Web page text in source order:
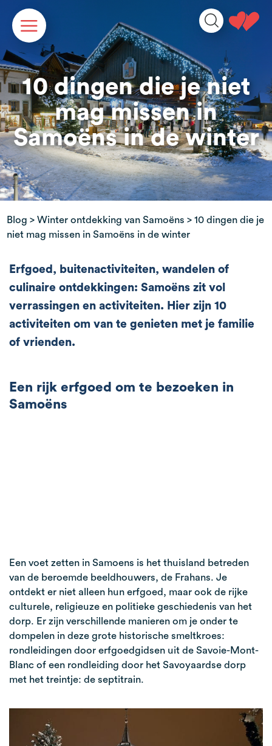
10 dingen die je niet
mag missen in
Samoëns in de winter
Blog >Winter ontdekking van Samoëns > 10 dingen die je
niet mag missen in Samoëns in de winter
Erfgoed, buitenactiviteiten, wandelen of
culinaire ontdekkingen: Samoëns zit vol
verrassingen en activiteiten. Hier zijn 10
activiteiten om van te genieten met je familie
of vrienden.
Een rijk erfgoed om te bezoeken in
Samoëns
Een voet zetten in Samoens is het thuisland betreden
van de beroemde beeldhouwers, de Frahans. Je
ontdekt er niet alleen hun erfgoed, maar ook de rijke
culturele, religieuze en politieke geschiedenis van het
dorp. Er zijn verschillende manieren om je onder te
dompelen in deze grote historische smeltkroes:
rondleidingen door erfgoedgidsen uit de Savoie-Mont-
Blanc of een rondleiding door het Savoyaardse dorp
met het treintje: de septitrain.
Cookies beheer paneel